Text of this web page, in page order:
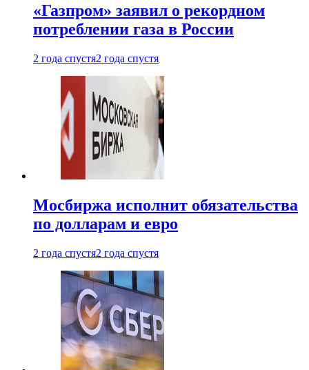
«Газпром» заявил о рекордном
потреблении газа в России
2 года спустя2 года спустя
Мосбиржа исполнит обязательства
по долларам и евро
2 года спустя2 года спустя